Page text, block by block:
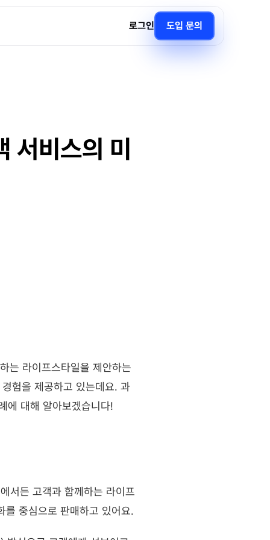
로그인 도입 문의
서비스의 미
는 라이프스타일을 제안하는
험을 제공하고 있는데요. 과
에 대해 알아보겠습니다!
서든 고객과 함께하는 라이프
를 중심으로 판매하고 있어요.